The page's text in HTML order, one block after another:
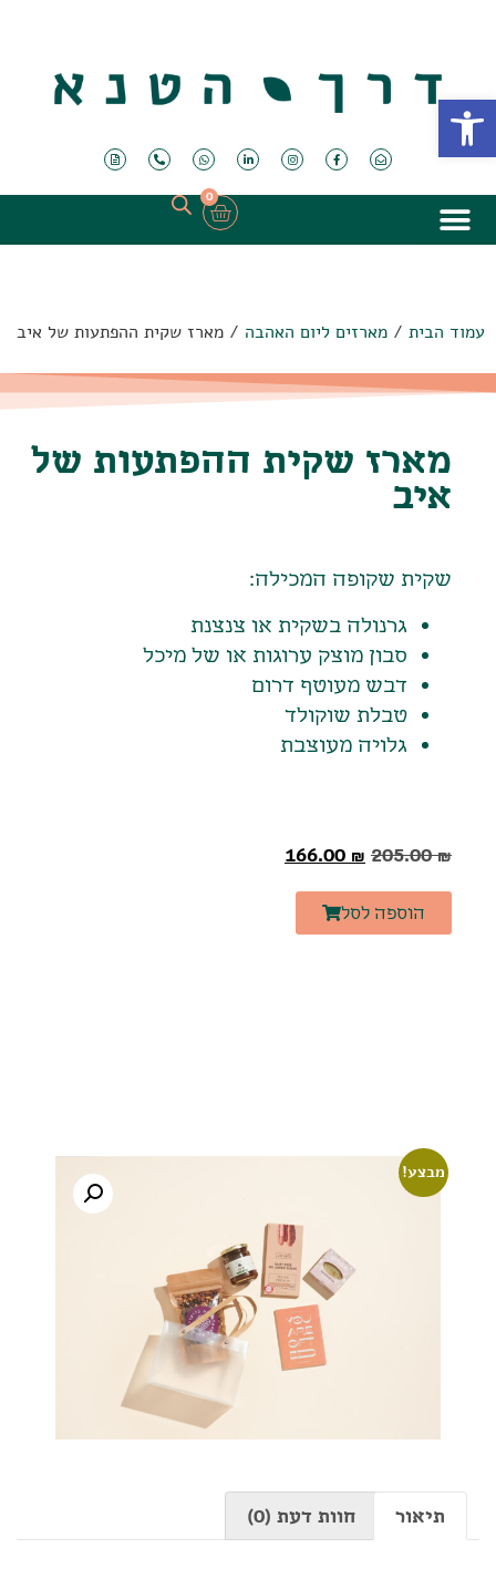
פתח סרגל נגישות
0
עמוד הבית / מארזים ליום האהבה / מארז שקית ההפתעות של איב
מבצע!
מארז שקית ההפתעות של
איב
שקית שקופה המכילה:
גרנולה בשקית או צנצנת
סבון מוצק ערוגות או של מיכל
דבש מעוטף דרום
טבלת שוקולד
גלויה מעוצבת
205.00₪
166.00 ₪
הוספה לסל
תיאור חוות דעת (0)